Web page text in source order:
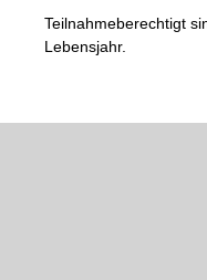
Teilnahmeberechtigt
Lebensjahr.